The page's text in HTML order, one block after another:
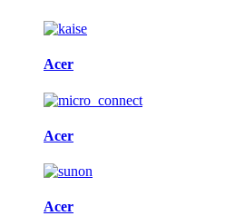
Acer
Acer
Acer